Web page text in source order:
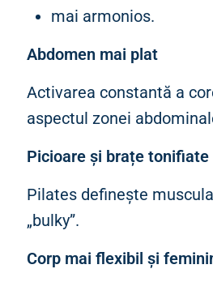
mai armonios.
Abdomen mai plat
Activarea constantă a
aspectul zonei
Picioare și brațe tonifiate
Pilates definește
„bulky”.
Corp mai flexibil și